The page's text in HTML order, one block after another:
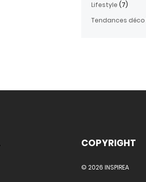
Lifestyle (7)
Tendances déco
COPYRIGHT
© 2026 INSPIREA